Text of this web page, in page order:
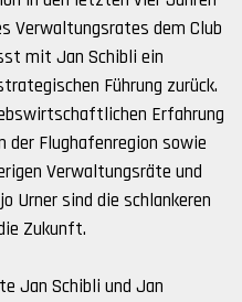
Verwaltungsrates dem Club
mit Jan Schibli ein
Führung zurück.
Erfahrung
der Flughafenregion sowie
Verwaltungsräte und
Urner sind die schlankeren
Zukunft.
Jan Schibli und Jan